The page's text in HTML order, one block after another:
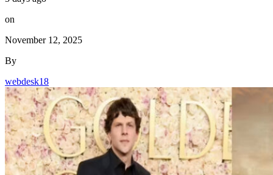
on
November 12, 2025
By
webdesk18